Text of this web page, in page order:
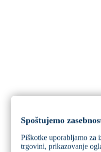
Spoštujemo
Piškotke uporabljamo za
trgovini, prikazovanje